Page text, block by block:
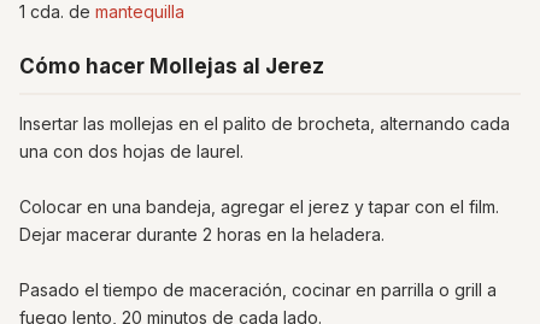
1 cda. de mantequilla
Cómo hacer Mollejas al Jerez
Insertar las mollejas en el palito de brocheta, alternando cada
una con dos hojas de laurel.
Colocar en una bandeja, agregar el jerez y tapar con el film.
Dejar macerar durante 2 horas en la heladera.
Pasado el tiempo de maceración, cocinar en parrilla o grill a
fuego lento, 20 minutos de cada lado.